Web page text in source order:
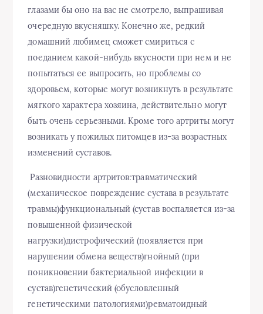
глазами бы оно на вас не смотрело, выпрашивая
очередную вкусняшку. Конечно же, редкий
домашний любимец сможет смириться с
поеданием какой-нибудь вкусности при нем и не
попытаться ее выпросить, но проблемы со
здоровьем, которые могут возникнуть в результате
мягкого характера хозяина, действительно могут
быть очень серьезными. Кроме того артриты могут
возникать у пожилых питомцев из-за возрастных
изменений суставов.
Разновидности артритов:травматический
(механическое повреждение сустава в результате
травмы)функциональный (сустав воспаляется из-за
повышенной физической
нагрузки)дистрофический (появляется при
нарушении обмена веществ)гнойный (при
поникновении бактериальной инфекции в
сустав)генетический (обусловленный
генетическими патологиями)ревматоидный